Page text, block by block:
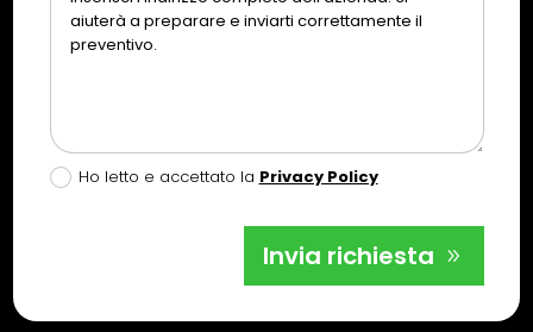
Ho letto e accettato la Privacy Policy
Invia richiesta